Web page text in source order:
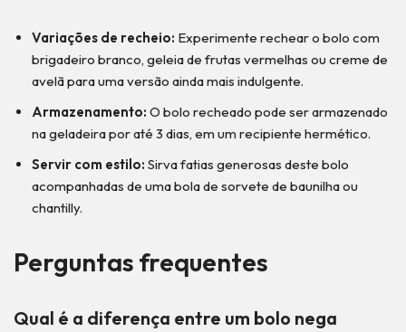
Variações de recheio: Experimente rechear o bolo com
brigadeiro branco, geleia de frutas vermelhas ou creme de
avelã para uma versão ainda mais indulgente.
Armazenamento: O bolo recheado pode ser armazenado
na geladeira por até 3 dias, em um recipiente hermético.
Servir com estilo: Sirva fatias generosas deste bolo
acompanhadas de uma bola de sorvete de baunilha ou
chantilly.
Perguntas frequentes
Qual é a diferença entre um bolo nega